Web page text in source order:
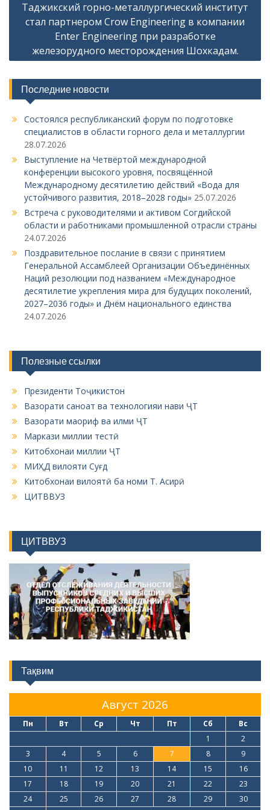
я
п
з
и
я
Таджикский горно-металлургический институт
стал партнером Crow Engineering в компании
Enter Engineering при разработке
железорудного месторождения Шохкадам.
Последние новости
Состоялся республиканский форум по подготовке
специалистов в области горного дела и металлургии
28.07.2026
Выступление на Четвёртой международной
конференции высокого уровня, посвящённой
Международному десятилетию действий «Вода для
устойчивого развития, 2018–2028 годы» 25.07.2026
Встреча с руководителями и активом Согдийской
области и работниками промышленной отрасли страны
24.07.2026
Поздравительное послание в связи с принятием
Генеральной Ассамблеей Организации Объединённых
Наций резолюции под названием «Международное
десятилетие укрепления мира для будущих поколений,
2027–2036 годы» и Днём национального единства
24.07.2026
Полезные ссылки
Президенти Тоҷикистон
Вазорати саноат ва технологияи нави ҶТ
Вазорати маориф ва илми ҶТ
Маркази миллии тестӣ
Китобхонаи миллии ҶТ
МИҲД вилояти Суғд
Китобхонаи вилоятӣ ба номи Т. Асирӣ
ЦИТВВУЗ
ЦИТВВУЗ
Тақвим
Август 2026
Пн Вт Ср Чт Пт Сб Вс
1
2
3
4 5 6 7 8
9
10
11 12 13 14 15
16
17
18 19 20 21 22
23
24
25 26 27 28 29
30